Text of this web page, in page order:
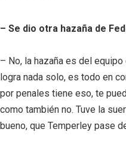
– Se dio otra hazaña de
– No, la hazaña es del
logra nada solo, es todo en
por penales tiene eso, te
como también no. Tuve la
bueno, que Temperley pase